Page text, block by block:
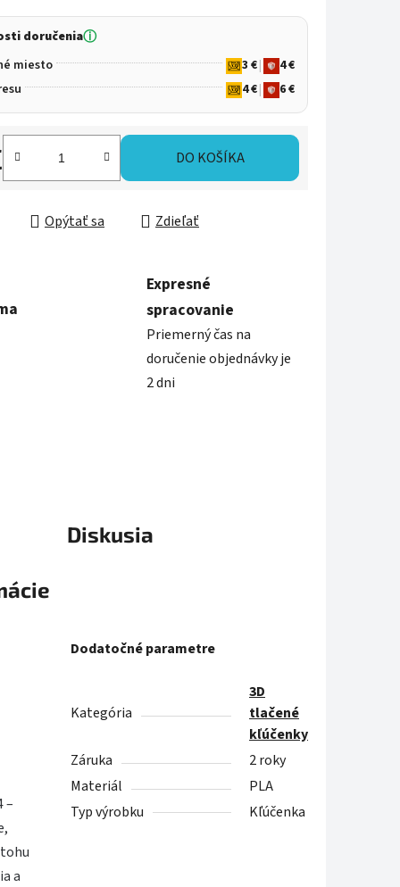
doručeniaⓘ
miesto 3 €|
4 €
4 €| 6 €
cena:
DO KOŠÍKA
Opýtať sa Zdieľať
Expresné
spracovanie
Priemerný čas na
doručenie objednávky je
2 dni
Diskusia
–
a
Dodatočné parametre
Kategória
3D
tlačené
kľúčenky
Záruka
2 roky
Materiál
PLA
Typ výrobku
Kľúčenka